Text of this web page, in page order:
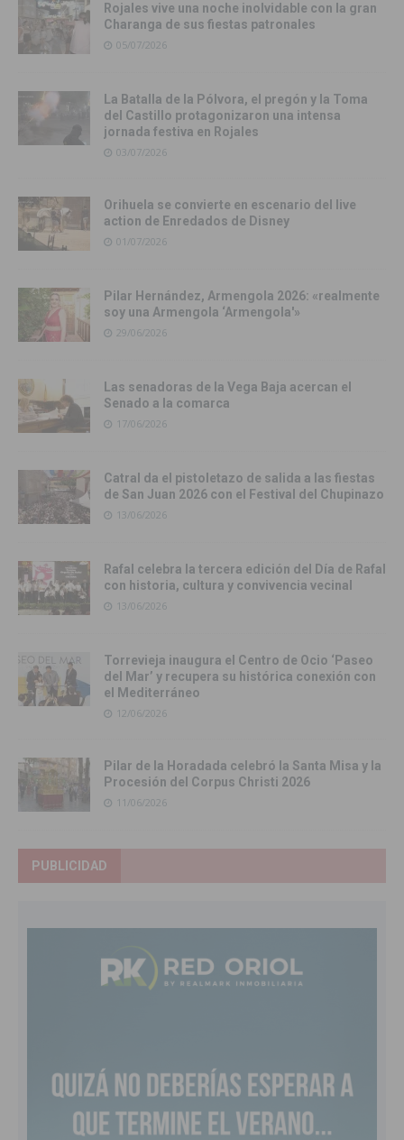
Rojales vive una noche inolvidable con la gran
Charanga de sus fiestas patronales
05/07/2026
La Batalla de la Pólvora, el pregón y la Toma
del Castillo protagonizaron una intensa
jornada festiva en Rojales
03/07/2026
Orihuela se convierte en escenario del live
action de Enredados de Disney
01/07/2026
Pilar Hernández, Armengola 2026: «realmente
soy una Armengola ‘Armengola'»
29/06/2026
Las senadoras de la Vega Baja acercan el
Senado a la comarca
17/06/2026
Catral da el pistoletazo de salida a las fiestas
de San Juan 2026 con el Festival del Chupinazo
13/06/2026
Rafal celebra la tercera edición del Día de Rafal
con historia, cultura y convivencia vecinal
13/06/2026
Torrevieja inaugura el Centro de Ocio ‘Paseo
del Mar’ y recupera su histórica conexión con
el Mediterráneo
12/06/2026
Pilar de la Horadada celebró la Santa Misa y la
Procesión del Corpus Christi 2026
11/06/2026
PUBLICIDAD